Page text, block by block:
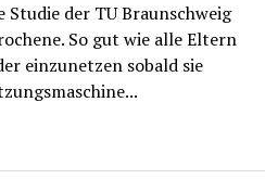
Studie der TU Braunschweig
So gut wie alle Eltern
einzunetzen sobald sie